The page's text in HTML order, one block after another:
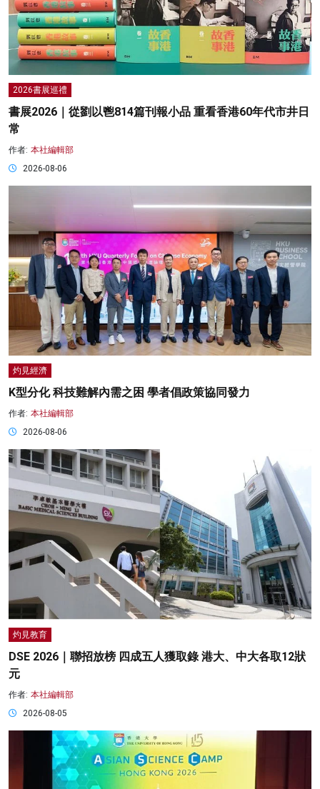
2026書展巡禮
書展2026｜從劉以鬯814篇刊報小品 重看香港60年代市井日
常
作者: 本社編輯部
2026-08-06
灼見經濟
K型分化 科技難解內需之困 學者倡政策協同發力
作者: 本社編輯部
2026-08-06
灼見教育
DSE 2026｜聯招放榜 四成五人獲取錄 港大、中大各取12狀
元
作者: 本社編輯部
2026-08-05